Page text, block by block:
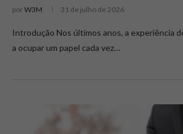
por W3M 31 de julho de 2026
Introdução Nos últimos anos, a experiência
a ocupar um papel cada vez…